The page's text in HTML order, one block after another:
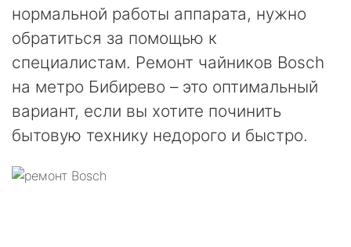
нормальной работы аппарата, нужно
обратиться за помощью к
специалистам. Ремонт чайников Bosch
на метро Бибирево – это оптимальный
вариант, если вы хотите починить
бытовую технику недорого и быстро.